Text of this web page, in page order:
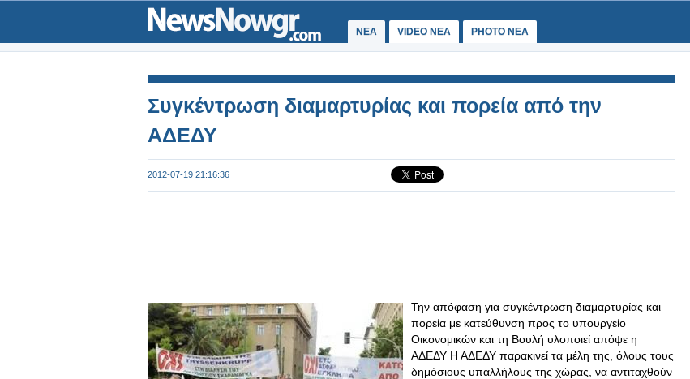
ΝΕΑ VIDEO NEA PHOTO NEA
Συγκέντρωση διαμαρτυρίας και πορεία από την
ΑΔΕΔΥ
2012-07-19 21:16:36
Την απόφαση για συγκέντρωση διαμαρτυρίας και
πορεία με κατεύθυνση προς το υπουργείο
Οικονομικών και τη Βουλή υλοποιεί απόψε η
ΑΔΕΔΥ Η ΑΔΕΔΥ παρακινεί τα μέλη της, όλους τους
δημόσιους υπαλλήλους της χώρας, να αντιταχθούν